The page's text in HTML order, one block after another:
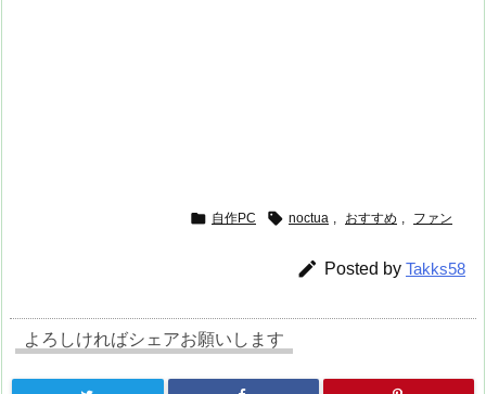
 自作PC  noctua , おすすめ , ファン
 Posted by Takks58
よろしければシェアお願いします